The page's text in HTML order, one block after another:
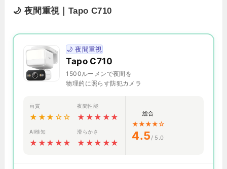
🌙 夜間重視｜Tapo C710
🌙 夜間重視
Tapo C710
1500ルーメンで夜間を
物理的に照らす防犯カメラ
画質
★★★☆☆
夜間性能
★★★★★
AI検知
★★★★★
滑らかさ
★★★★★
総合
★★★★☆
4.5 / 5.0